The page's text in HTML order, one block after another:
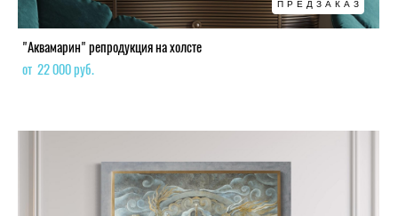
ПРЕДЗАКАЗ
"Аквамарин" репродукция на холсте
от 22 000 pуб.